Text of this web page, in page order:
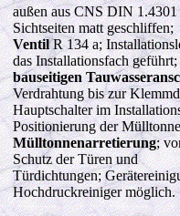
außen aus CNS DIN
Sichtseiten matt geschliffen;
VentilR 134 a;
das Installationsfach
bauseitigen
Verdrahtung bis zur
Hauptschalter im
Positionierung der
Mülltonnenarretierung;
Schutz der Türen und
Türdichtungen;
Hochdruckreiniger möglich.